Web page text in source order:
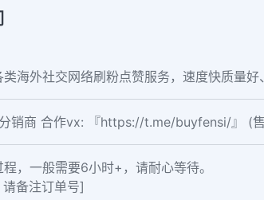
海外社交网络刷粉点赞服务，速度快质量
销商 合作vx: 『https://t.me/buyfensi/』 (
，一般需要6小时+，请耐心等待。
请备注订单号]